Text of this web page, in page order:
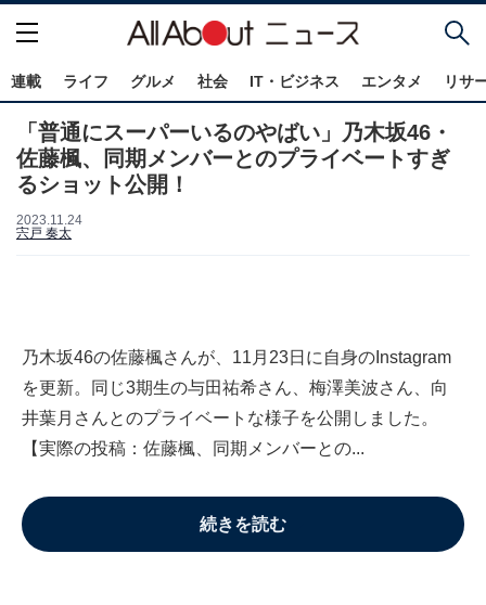
連載 ライフ グルメ 社会 IT・ビジネス エンタメ リサ
「普通にスーパーいるのやばい」乃木坂46・
佐藤楓、同期メンバーとのプライベートすぎ
るショット公開！
2023.11.24
宍戸 奏太
乃木坂46の佐藤楓さんが、11月23日に自身のInstagram
を更新。同じ3期生の与田祐希さん、梅澤美波さん、向
井葉月さんとのプライベートな様子を公開しました。
【実際の投稿：佐藤楓、同期メンバーとの...
続きを読む